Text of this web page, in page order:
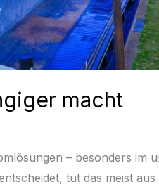
macht
– besonders im
tut das meist